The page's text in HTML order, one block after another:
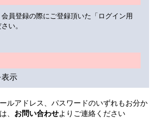
員登録の際にご登録頂いた「ログイン用
い。
示
ルアドレス、パスワードのいずれもお分か
、 お問い合わせよりご連絡ください